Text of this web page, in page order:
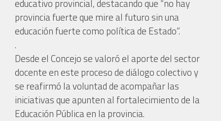
educativo provincial, destacando que “no hay
provincia fuerte que mire al futuro sin una
educación fuerte como política de Estado”.
.
Desde el Concejo se valoró el aporte del sector
docente en este proceso de diálogo colectivo y
se reafirmó la voluntad de acompañar las
iniciativas que apunten al fortalecimiento de la
Educación Pública en la provincia.